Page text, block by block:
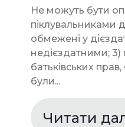
Не можуть бути
піклувальниками
обмежені у
недієздатними; 3)
батьківських
були...
Читати